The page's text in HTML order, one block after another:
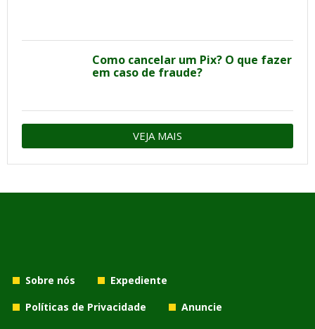
Como cancelar um Pix? O que fazer
em caso de fraude?
VEJA MAIS
Sobre nós
Expediente
Políticas de Privacidade
Anuncie